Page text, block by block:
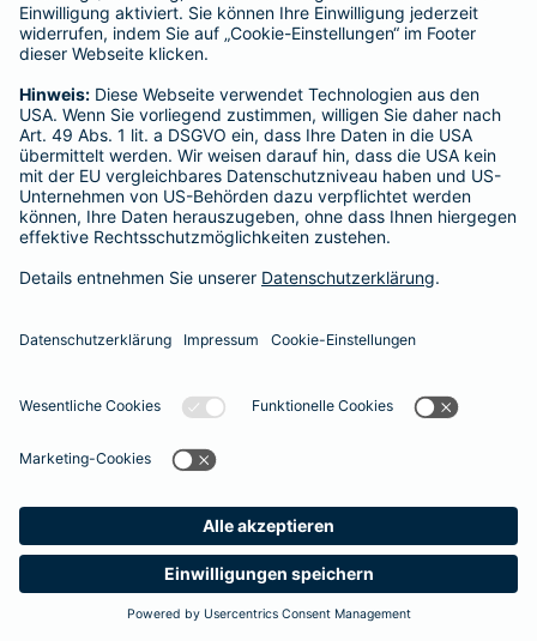
Suche Produkte
Barmenia
365 Tage / 24 Stunden
365 Tage / 24 Stunden